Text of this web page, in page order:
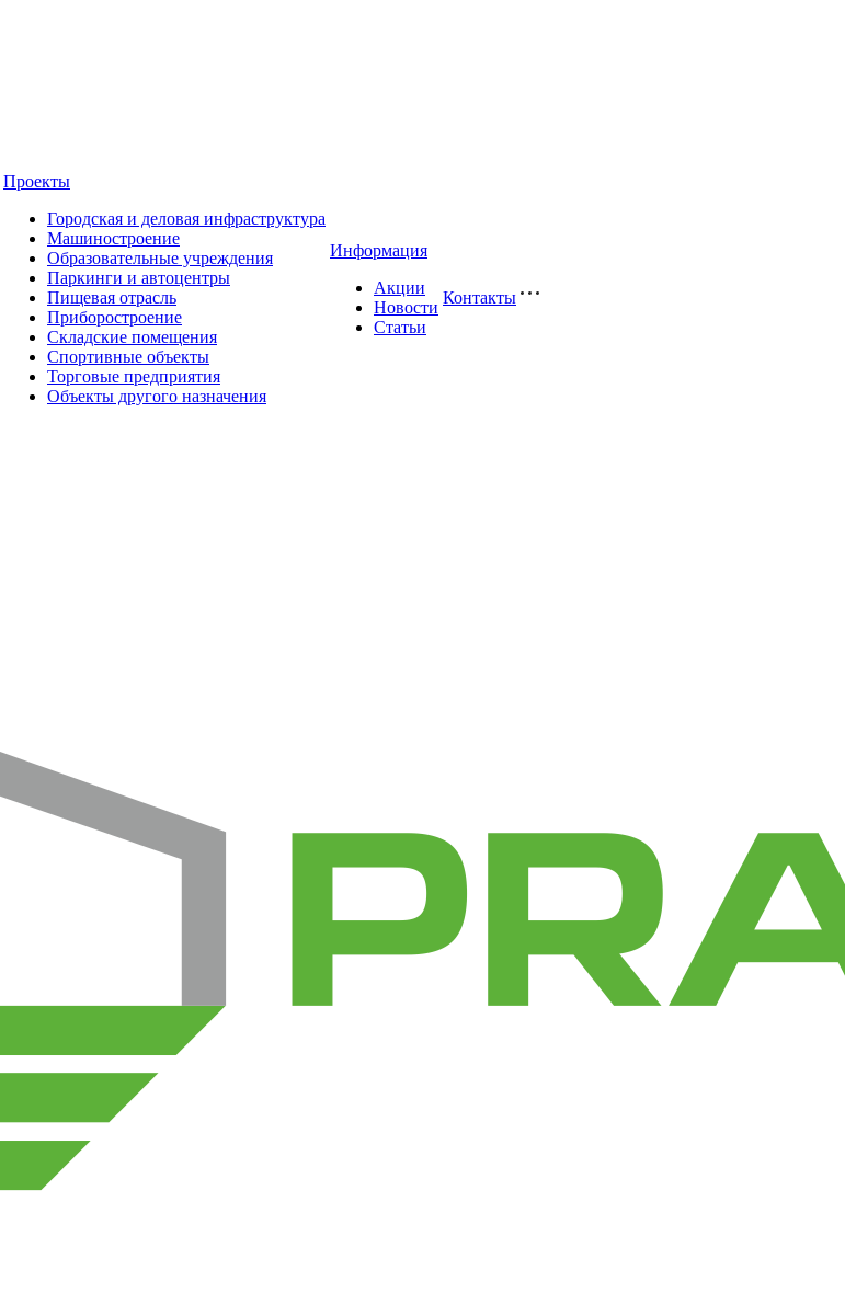
Проекты
Городская и деловая инфраструктура
Машиностроение
Образовательные учреждения
Паркинги и автоцентры
Пищевая отрасль
Приборостроение
Складские помещения
Спортивные объекты
Торговые предприятия
Объекты другого назначения
Информация
Акции
Новости
Статьи
Контакты